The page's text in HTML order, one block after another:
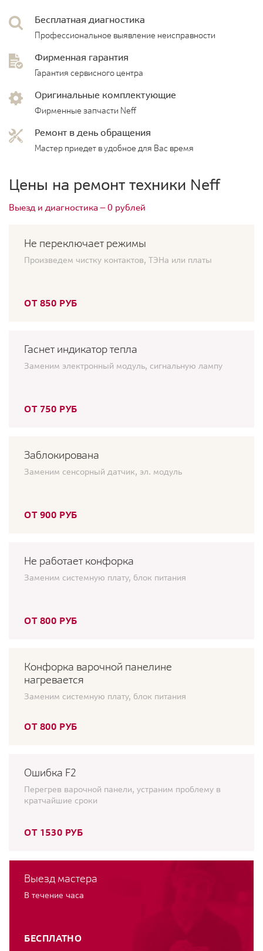
Бесплатная диагностика
Профессиональное выявление неисправности
Фирменная гарантия
Гарантия сервисного центра
Оригинальные комплектующие
Фирменные запчасти Neff
Ремонт в день обращения
Мастер приедет в удобное для Вас время
Цены на ремонт техники Neff
Выезд и диагностика — 0 рублей
Не переключает режимы
Произведем чистку контактов, ТЭНа или платы
ОТ 850 РУБ
Гаснет индикатор тепла
Заменим электронный модуль, сигнальную лампу
ОТ 750 РУБ
Заблокирована
Заменим сенсорный датчик, эл. модуль
ОТ 900 РУБ
Не работает конфорка
Заменим системную плату, блок питания
ОТ 800 РУБ
Конфорка варочной панелине
нагревается
Заменим системную плату, блок питания
ОТ 800 РУБ
Ошибка F2
Перегрев варочной панели, устраним проблему в
кратчайшие сроки
ОТ 1530 РУБ
Выезд мастера
В течение часа
БЕСПЛАТНО